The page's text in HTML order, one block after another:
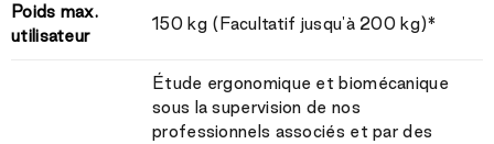
Poids max.
utilisateur
150 kg (Facultatif jusqu'à 200 kg)*
Étude ergonomique et biomécanique
sous la supervision de nos
professionnels associés et par des